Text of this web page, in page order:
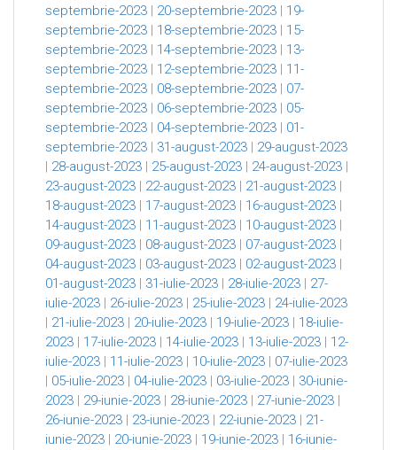
septembrie-2023 | 20-septembrie-2023 | 19-
septembrie-2023 | 18-septembrie-2023 | 15-
septembrie-2023 | 14-septembrie-2023 | 13-
septembrie-2023 | 12-septembrie-2023 | 11-
septembrie-2023 | 08-septembrie-2023 | 07-
septembrie-2023 | 06-septembrie-2023 | 05-
septembrie-2023 | 04-septembrie-2023 | 01-
septembrie-2023 | 31-august-2023 | 29-august-2023
| 28-august-2023 | 25-august-2023 | 24-august-2023 |
23-august-2023 | 22-august-2023 | 21-august-2023 |
18-august-2023 | 17-august-2023 | 16-august-2023 |
14-august-2023 | 11-august-2023 | 10-august-2023 |
09-august-2023 | 08-august-2023 | 07-august-2023 |
04-august-2023 | 03-august-2023 | 02-august-2023 |
01-august-2023 | 31-iulie-2023 | 28-iulie-2023 | 27-
iulie-2023 | 26-iulie-2023 | 25-iulie-2023 | 24-iulie-2023
| 21-iulie-2023 | 20-iulie-2023 | 19-iulie-2023 | 18-iulie-
2023 | 17-iulie-2023 | 14-iulie-2023 | 13-iulie-2023 | 12-
iulie-2023 | 11-iulie-2023 | 10-iulie-2023 | 07-iulie-2023
| 05-iulie-2023 | 04-iulie-2023 | 03-iulie-2023 | 30-iunie-
2023 | 29-iunie-2023 | 28-iunie-2023 | 27-iunie-2023 |
26-iunie-2023 | 23-iunie-2023 | 22-iunie-2023 | 21-
iunie-2023 | 20-iunie-2023 | 19-iunie-2023 | 16-iunie-